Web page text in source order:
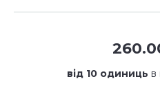
від 10 одиниць в